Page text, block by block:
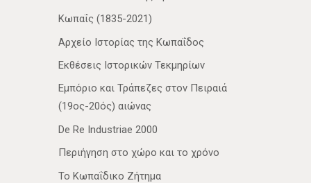
Κωπαΐς (1835-2021)
Αρχείο Ιστορίας της Κωπαΐδος
Εκθέσεις Ιστορικών Τεκμηρίων
Εμπόριο και Τράπεζες στον Πειραιά
(19ος-20ός) αιώνας
De Re Industriae 2000
Περιήγηση στο χώρο και το χρόνο
Το Κωπαΐδικο Ζήτημα